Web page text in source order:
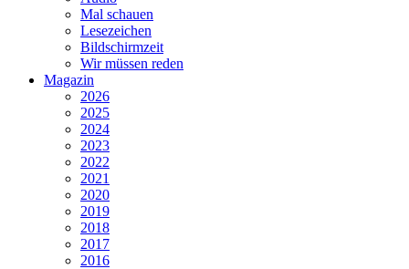
Mal schauen
Lesezeichen
Bildschirmzeit
Wir müssen reden
Magazin
2026
2025
2024
2023
2022
2021
2020
2019
2018
2017
2016